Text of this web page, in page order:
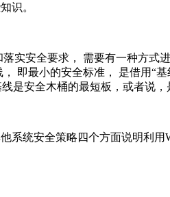
识。
实安全要求， 需要有一种方式
即最小的安全标准， 是借用“
是安全木桶的最短板，或者说
统安全策略四个方面说明利用